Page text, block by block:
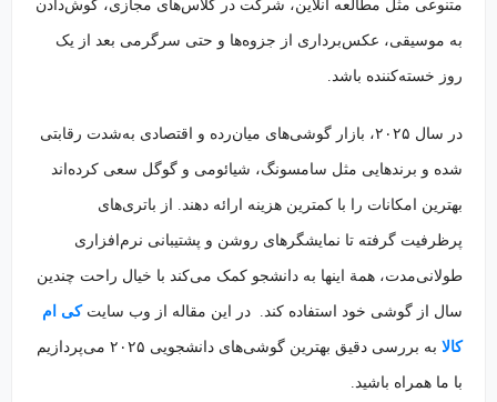
متنوعی مثل مطالعه آنلاین، شرکت در کلاس‌های مجازی، گوش‌دادن
به موسیقی، عکس‌برداری از جزوه‌ها و حتی سرگرمی بعد از یک
روز خسته‌کننده باشد.
در سال ۲۰۲۵، بازار گوشی‌های میان‌رده و اقتصادی به‌شدت رقابتی
شده و برندهایی مثل سامسونگ، شیائومی و گوگل سعی کرده‌اند
بهترین امکانات را با کمترین هزینه ارائه دهند. از باتری‌های
پرظرفیت گرفته تا نمایشگرهای روشن و پشتیبانی نرم‌افزاری
طولانی‌مدت، همة اینها به دانشجو کمک می‌کند با خیال راحت چندین
سال از گوشی خود استفاده کند. در این مقاله از وب سایتکی ام
به بررسی دقیق بهترین گوشی‌های دانشجویی ۲۰۲۵ می‌پردازیم
با ما همراه باشید.